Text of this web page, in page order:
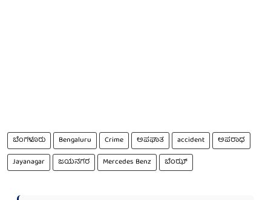
ಬೆಂಗಳೂರು Bengaluru Crime ಅಪಘಾತ accident
ಅಪರಾಧ
Jayanagar
ಜಯನಗರ Mercedes Benz ಬೆಂಝ್